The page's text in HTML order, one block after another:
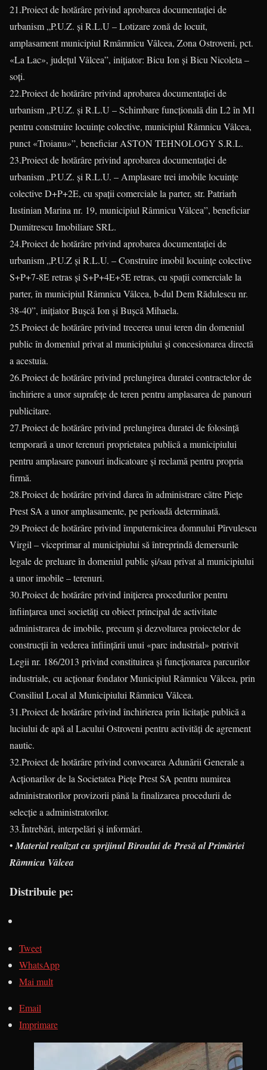
21.Proiect de hotărâre privind aprobarea documentației de
urbanism „P.U.Z. și R.L.U – Lotizare zonă de locuit,
amplasament municipiul Rmâmnicu Vâlcea, Zona Ostroveni, pct.
«La Lac», județul Vâlcea”, inițiator: Bicu Ion și Bicu Nicoleta –
soți.
22.Proiect de hotărâre privind aprobarea documentației de
urbanism „P.U.Z. și R.L.U – Schimbare funcțională din L2 în M1
pentru construire locuințe colective, municipiul Râmnicu Vâlcea,
punct «Troianu»”, beneficiar ASTON TEHNOLOGY S.R.L.
23.Proiect de hotărâre privind aprobarea documentației de
urbanism „P.U.Z. și R.L.U. – Amplasare trei imobile locuințe
colective D+P+2E, cu spații comerciale la parter, str. Patriarh
Iustinian Marina nr. 19, municipiul Râmnicu Vâlcea”, beneficiar
Dumitrescu Imobiliare SRL.
24.Proiect de hotărâre privind aprobarea documentației de
urbanism „P.U.Z și R.L.U. – Construire imobil locuințe colective
S+P+7-8E retras și S+P+4E+5E retras, cu spații comerciale la
parter, în municipiul Râmnicu Vâlcea, b-dul Dem Rădulescu nr.
38-40”, inițiator Bușcă Ion și Bușcă Mihaela.
25.Proiect de hotărâre privind trecerea unui teren din domeniul
public în domeniul privat al municipiului și concesionarea directă
a acestuia.
26.Proiect de hotărâre privind prelungirea duratei contractelor de
închiriere a unor suprafețe de teren pentru amplasarea de panouri
publicitare.
27.Proiect de hotărâre privind prelungirea duratei de folosință
temporară a unor terenuri proprietatea publică a municipiului
pentru amplasare panouri indicatoare și reclamă pentru propria
firmă.
28.Proiect de hotărâre privind darea în administrare către Piețe
Prest SA a unor amplasamente, pe perioadă determinată.
29.Proiect de hotărâre privind împuternicirea domnului Pîrvulescu
Virgil – viceprimar al municipiului să întreprindă demersurile
legale de preluare în domeniul public și/sau privat al municipiului
a unor imobile – terenuri.
30.Proiect de hotărâre privind inițierea procedurilor pentru
înființarea unei societăți cu obiect principal de activitate
administrarea de imobile, precum și dezvoltarea proiectelor de
construcții în vederea înființării unui «parc industrial» potrivit
Legii nr. 186/2013 privind constituirea și funcționarea parcurilor
industriale, cu acționar fondator Municipiul Râmnicu Vâlcea, prin
Consiliul Local al Municipiului Râmnicu Vâlcea.
31.Proiect de hotărâre privind închirierea prin licitație publică a
luciului de apă al Lacului Ostroveni pentru activități de agrement
nautic.
32.Proiect de hotărâre privind convocarea Adunării Generale a
Acționarilor de la Societatea Piețe Prest SA pentru numirea
administratorilor provizorii până la finalizarea procedurii de
selecție a administratorilor.
33.Întrebări, interpelări și informări.
• Material realizat cu sprijinul Biroului de Presă al Primăriei
Râmnicu Vâlcea
Distribuie pe:
Tweet
WhatsApp
Mai mult
Email
Imprimare